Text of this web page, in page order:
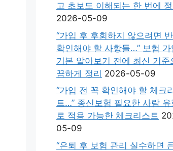
고 초보도 이해되는 한 번에 정
2026-05-09
“가입 후 후회하지 않으려면
확인해야 할 사항들…” 보험 가
기본 알아보기 전에 최신 기준
끔하게 정리 2026-05-09
“가입 전 꼭 확인해야 할 체크
트…” 종신보험 필요한 사람
로 적용 가능한 체크리스트
05-09
“은퇴 후 보험 관리 실수하면